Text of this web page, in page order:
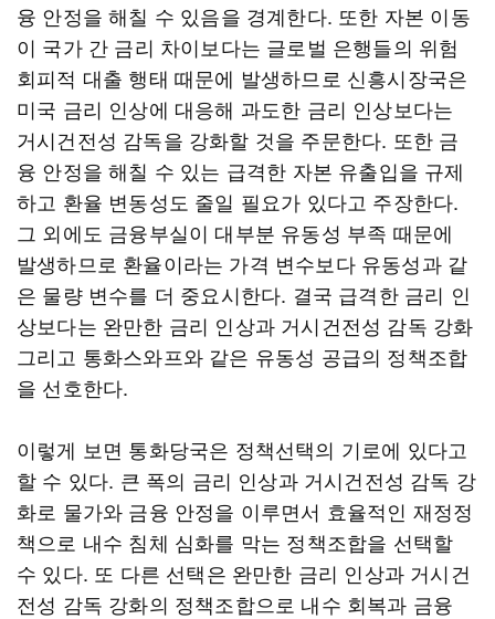
융 안정을 해칠 수 있음을 경계한다. 또한 자본 이동
이 국가 간 금리 차이보다는 글로벌 은행들의 위험
회피적 대출 행태 때문에 발생하므로 신흥시장국은
미국 금리 인상에 대응해 과도한 금리 인상보다는
거시건전성 감독을 강화할 것을 주문한다. 또한 금
융 안정을 해칠 수 있는 급격한 자본 유출입을 규제
하고 환율 변동성도 줄일 필요가 있다고 주장한다.
그 외에도 금융부실이 대부분 유동성 부족 때문에
발생하므로 환율이라는 가격 변수보다 유동성과 같
은 물량 변수를 더 중요시한다. 결국 급격한 금리 인
상보다는 완만한 금리 인상과 거시건전성 감독 강화
그리고 통화스와프와 같은 유동성 공급의 정책조합
을 선호한다.
이렇게 보면 통화당국은 정책선택의 기로에 있다고
할 수 있다. 큰 폭의 금리 인상과 거시건전성 감독 강
화로 물가와 금융 안정을 이루면서 효율적인 재정정
책으로 내수 침체 심화를 막는 정책조합을 선택할
수 있다. 또 다른 선택은 완만한 금리 인상과 거시건
전성 감독 강화의 정책조합으로 내수 회복과 금융